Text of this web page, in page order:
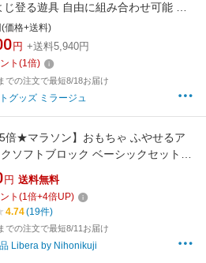
じ登る遊具 自由に組み合わせ可能 耐
幼稚園遊具 玩具 知育玩具 幼稚園 保
ングルジム [KY00100]
価格+送料)
円 +送料5,940円
ト (1倍)
での注文で最短8/18お届け
グッズ ミラージュ
倍★マラソン】おもちゃ ふやせるア
ソフトブロック ベーシックセット
ソフトブロック クッション 布製 玩具
大型 室内遊具 室内 キッズスペース キ
ー 子供 こども 幼児 保育園 保育用品
円 送料無料
ト (1倍+4倍UP)
4.74(19件)
での注文で最短8/11お届け
Libera by Nihonikuji